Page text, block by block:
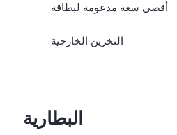
أقصى سعة مدعومة لبطاقة
التخزين الخارجية
البطارية